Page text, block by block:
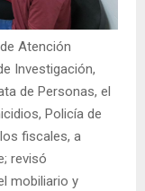
Atención
Investigación,
de Personas, el
Policía de
fiscales, a
revisó
mobiliario y